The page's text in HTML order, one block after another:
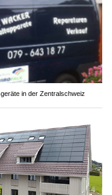
in der Zentralschweiz